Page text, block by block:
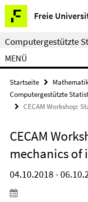
Springe
direkt
zu
Inhalt
Freie
Service-
Navigation
Computergestützte
MENÜ
Startseite
Computergestützte
CECAM Workshop:
CECAM
mechanics of
04.10.2018 -